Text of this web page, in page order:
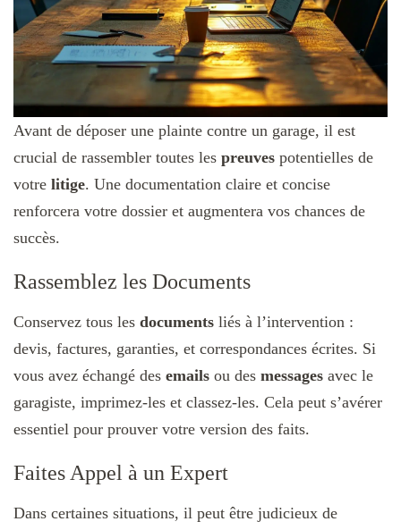
Avant de déposer une plainte contre un garage, il est
crucial de rassembler toutes les preuves potentielles de
votre litige. Une documentation claire et concise
renforcera votre dossier et augmentera vos chances de
succès.
Rassemblez les Documents
Conservez tous les documents liés à l’intervention :
devis, factures, garanties, et correspondances écrites. Si
vous avez échangé des emails ou des messages avec le
garagiste, imprimez-les et classez-les. Cela peut s’avérer
essentiel pour prouver votre version des faits.
Faites Appel à un Expert
Dans certaines situations, il peut être judicieux de